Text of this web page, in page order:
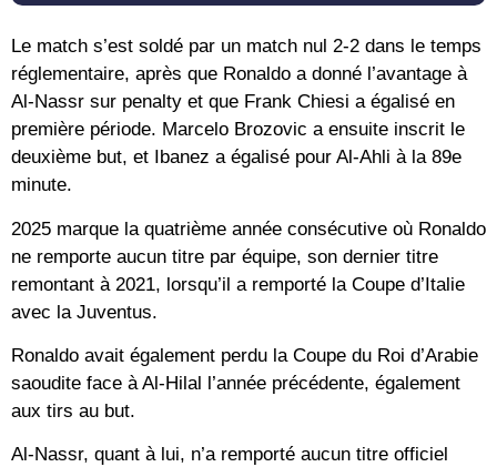
Le match s’est soldé par un match nul 2-2 dans le temps
réglementaire, après que Ronaldo a donné l’avantage à
Al-Nassr sur penalty et que Frank Chiesi a égalisé en
première période. Marcelo Brozovic a ensuite inscrit le
deuxième but, et Ibanez a égalisé pour Al-Ahli à la 89e
minute.
2025 marque la quatrième année consécutive où Ronaldo
ne remporte aucun titre par équipe, son dernier titre
remontant à 2021, lorsqu’il a remporté la Coupe d’Italie
avec la Juventus.
Ronaldo avait également perdu la Coupe du Roi d’Arabie
saoudite face à Al-Hilal l’année précédente, également
aux tirs au but.
Al-Nassr, quant à lui, n’a remporté aucun titre officiel